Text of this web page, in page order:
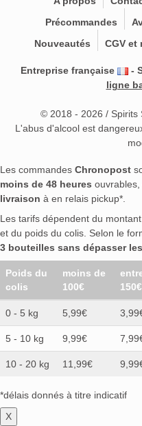
Précommandes
Nouveautés
CGV et
Entreprise française -
ligne
© 2018 - 2026 / Spirits
L'abus d'alcool est
Les commandes Chronopost
moins de 48 heures
livraison à en relais pickup*.
Les tarifs dépendent du
et du poids du colis. Selon le
3 bouteilles sans dépasser
Poids du
colis
moins de
100€
150€
0 - 5 kg 5,99€
5 - 10 kg 9,99€
10 - 20 kg 11,99€
*délais donnés à titre indicatif
X